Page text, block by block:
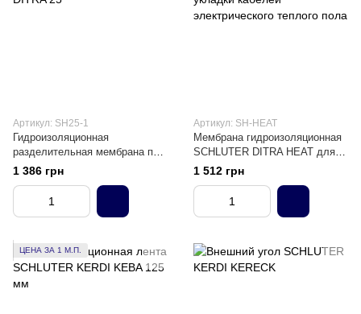
Артикул: SH25-1
Гидроизоляционная
разделительная мембрана под
плитку SCHLUTER - DITRA 25
1 386 грн
Артикул: SH-HEAT
Мембрана гидроизоляционная
SCHLUTER DITRA HEAT для
укладки кабелей
электрического теплого пола
1 512 грн
ЦЕНА ЗА 1 М.П.